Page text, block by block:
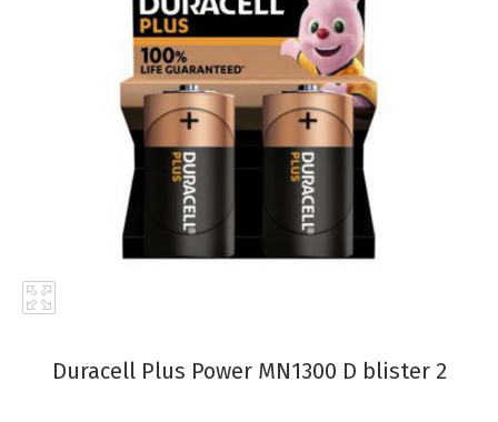
Duracell Plus Power MN1300 D blister 2